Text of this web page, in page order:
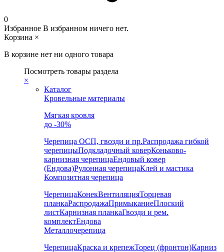
0
Избранное В избранном ничего нет.
Корзина ×
В корзине нет ни одного товара
Посмотреть товары раздела
×
Каталог
Кровельные материалы
Мягкая кровля
до -30%
Черепица ОСП, гвозди и пр.Распродажа гибкой
черепицыПодкладочный коверКоньково-
карнизная черепицаЕндовый ковер
(Ендова)Рулонная черепицаКлей и мастика
Композитная черепица
ЧерепицаКонекВентиляцияТорцевая
планкаРаспродажаПримыканиеПлоский
листКарнизная планкаГвозди и рем.
комплектЕндова
Металлочерепица
ЧерепицаКраска и крепежТорец (фронтон)Карниз